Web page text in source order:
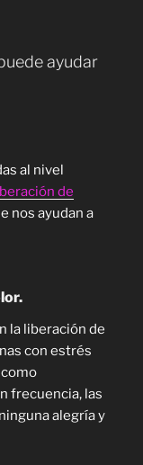
ayudar
al nivel
de
nos ayudan a
la liberación de
con estrés
frecuencia, las
alegría y